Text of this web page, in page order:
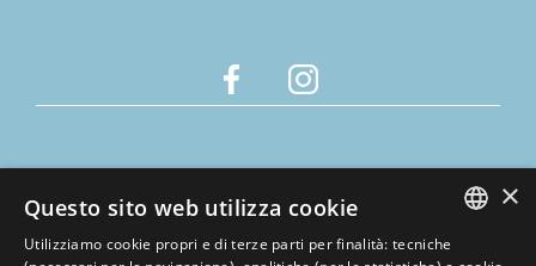
Cookie policy
Privacy policy
Lavora con noi
ITALIAN
×
Questo sito web utilizza cookie
Utilizziamo cookie propri e di terze parti per finalità: tecniche